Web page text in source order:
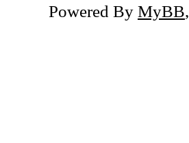
Powered By MyBB